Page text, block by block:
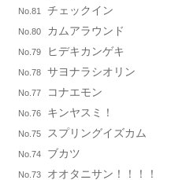
No.81 チェックイン
No.80 カムアラウンド
No.79 ヒデキカンゲキ
No.78 サヨナラシオリン
No.77 コナエモン
No.76 キンヤスミ！
No.75 スプリングイズカム
No.74 ブカツ
No.73 オオタニサン！！！！